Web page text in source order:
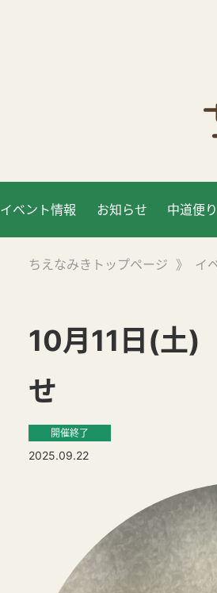
イベント情報 お知らせ 中道便り
ちえなみきトップページ 》 イ
10月11日(土
せ
開催終了
2025.09.22